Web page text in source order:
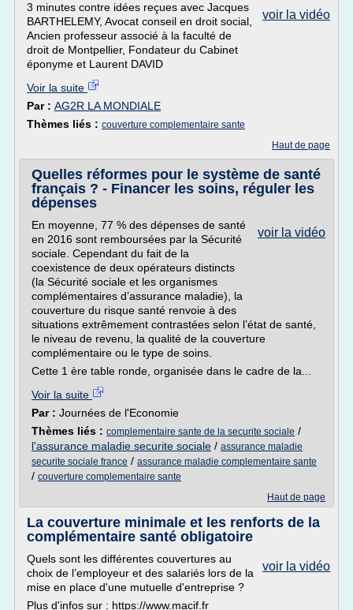
voir la vidéo
3 minutes contre idées reçues avec Jacques
BARTHELEMY, Avocat conseil en droit social,
Ancien professeur associé à la faculté de
droit de Montpellier, Fondateur du Cabinet
éponyme et Laurent DAVID
Voir la suite
Par : AG2R LA MONDIALE
Thèmes liés : couverture complementaire sante
Haut de page
Quelles réformes pour le système de santé
français ? - Financer les soins, réguler les
dépenses
voir la vidéo
En moyenne, 77 % des dépenses de santé
en 2016 sont remboursées par la Sécurité
sociale. Cependant du fait de la
coexistence de deux opérateurs distincts
(la Sécurité sociale et les organismes
complémentaires d’assurance maladie), la
couverture du risque santé renvoie à des
situations extrêmement contrastées selon l’état de santé,
le niveau de revenu, la qualité de la couverture
complémentaire ou le type de soins.
Cette 1 ère table ronde, organisée dans le cadre de la...
Voir la suite
Par : Journées de l'Economie
Thèmes liés : complementaire sante de la securite sociale /
l'assurance maladie securite sociale / assurance maladie
securite sociale france / assurance maladie complementaire sante
/ couverture complementaire sante
Haut de page
La couverture minimale et les renforts de la
complémentaire santé obligatoire
voir la vidéo
Quels sont les différentes couvertures au
choix de l’employeur et des salariés lors de la
mise en place d'une mutuelle d'entreprise ?
Plus d'infos sur : https://www.macif.fr